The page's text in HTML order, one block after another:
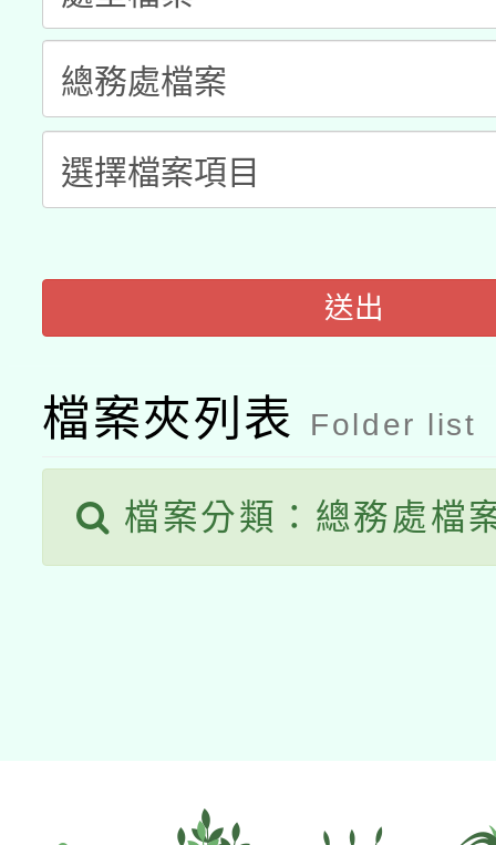
pilot」
有關大陸委員會函釋公
薪期間赴陸應申請許可
轉知經濟部水利署委託
業技術研究院辦理「
用水績優單位及節水達
動」
115年8月22日(星期六
桃園市孔廟祈福系列
2026年桃園地景藝術
送出
檔案夾列表 Folder list
檔案分類：總務處檔